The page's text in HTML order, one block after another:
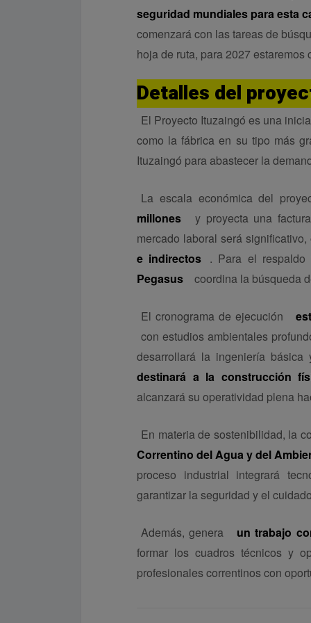
seguridad mundiales para esta
comenzará con las tareas de
hoja de ruta, para 2027
Detalles del
El Proyecto Ituzaingó es una
como la fábrica en su tipo más
Ituzaingó para abastecer la
La escala económica del
millones
y proyecta una
mercado laboral será significativo,
e indirectos . Para el respaldo
Pegasus
coordina la búsqueda
El cronograma de ejecución
con estudios ambientales
desarrollará la ingeniería básica
destinará a la construcción
alcanzará su operatividad plena
En materia de sostenibilidad, la
Correntino del Agua y del
proceso industrial integrará
garantizar la seguridad y el
Además, genera un trabajo
formar los cuadros técnicos y
profesionales correntinos con